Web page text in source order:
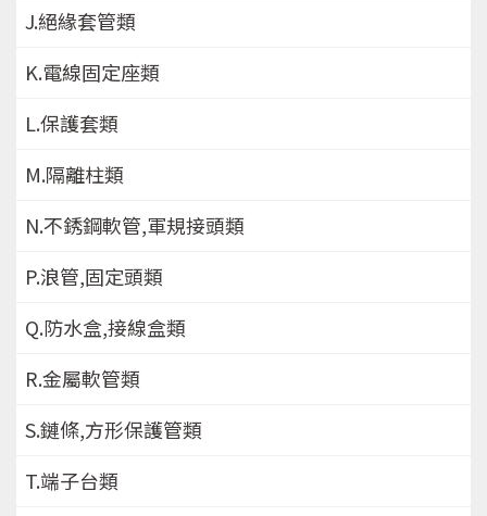
J.絕緣套管類
K.電線固定座類
L.保護套類
M.隔離柱類
N.不銹鋼軟管,軍規接頭類
P.浪管,固定頭類
Q.防水盒,接線盒類
R.金屬軟管類
S.鏈條,方形保護管類
T.端子台類